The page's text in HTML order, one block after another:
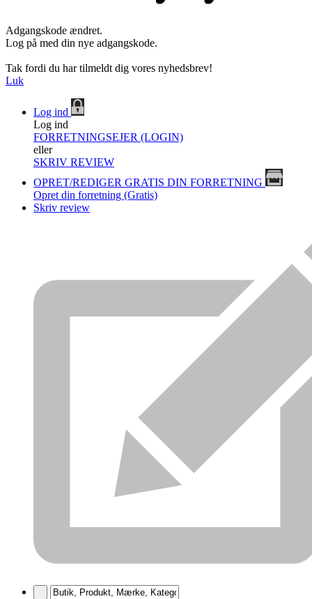
Adgangskode ændret.
Log på med din nye adgangskode.
Tak fordi du har tilmeldt dig vores nyhedsbrev!
Luk
Log ind
Log ind
FORRETNINGSEJER (LOGIN)
eller
SKRIV REVIEW
OPRET/REDIGER GRATIS DIN FORRETNING
Opret din forretning (Gratis)
Skriv review